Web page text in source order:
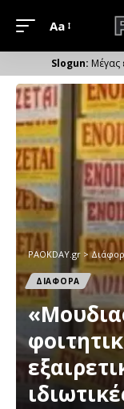
Μέγεθος
Aa
Μέγας
PAOKDAY.gr >
ΔΙΑΦΟΡΑ